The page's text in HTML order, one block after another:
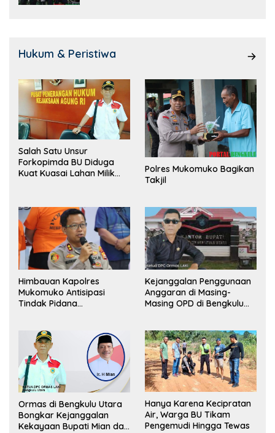
Hukum & Peristiwa
Salah Satu Unsur
Forkopimda BU Diduga
Kuat Kuasai Lahan Milik
Polres Mukomuko Bagikan
Takjil
Himbauan Kapolres
Mukomuko Antisipasi
Tindak Pidana
Kejanggalan Penggunaan
Anggaran di Masing-
Masing OPD di Bengkulu
Ormas di Bengkulu Utara
Bongkar Kejanggalan
Kekayaan Bupati Mian dan
Hanya Karena Kecipratan
Air, Warga BU Tikam
Pengemudi Hingga Tewas